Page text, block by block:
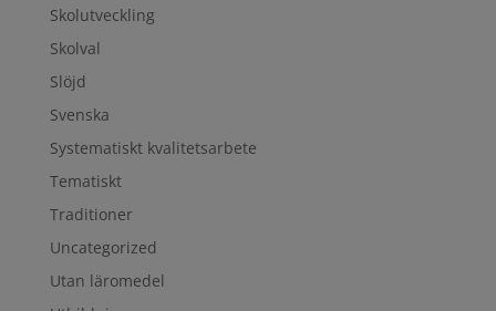
Skolutveckling
Skolval
Slöjd
Svenska
Systematiskt kvalitetsarbete
Tematiskt
Traditioner
Uncategorized
Utan läromedel